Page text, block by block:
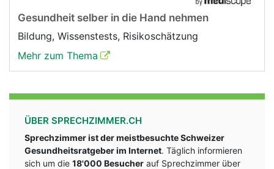
Gesundheit selber in die Hand nehmen
Bildung, Wissenstests, Risikoschätzung
Mehr zum Thema
ÜBER SPRECHZIMMER.CH
Sprechzimmer ist der meistbesuchte Schweizer
Gesundheitsratgeber im Internet. Täglich informieren
sich um die 18'000 Besucher auf Sprechzimmer über